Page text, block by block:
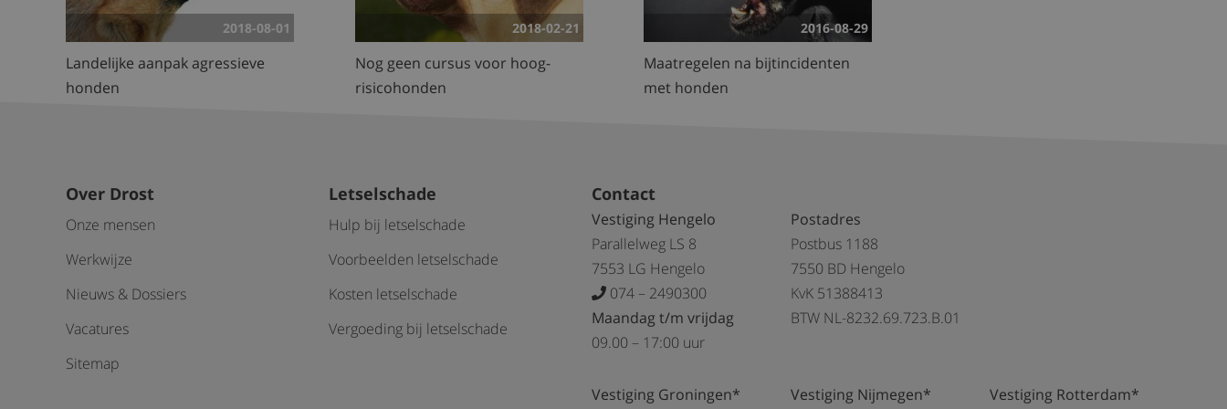
2018-08-01
Landelijke aanpak agressieve
honden
2018-02-21
Nog geen cursus voor hoog-
risicohonden
2016-08-29
Maatregelen na bijtincidenten
met honden
Over Drost
Onze mensen
Werkwijze
Nieuws & Dossiers
Vacatures
Sitemap
Letselschade
Hulp bij letselschade
Voorbeelden letselschade
Kosten letselschade
Vergoeding bij letselschade
Contact
Vestiging Hengelo
Parallelweg LS 8
7553 LG Hengelo
074 – 2490300
Maandag t/m vrijdag
09.00 – 17:00 uur
Postadres
Postbus 1188
7550 BD Hengelo
KvK 51388413
BTW NL-8232.69.723.B.01
Vestiging Groningen* Vestiging Nijmegen* Vestiging Rotterdam*